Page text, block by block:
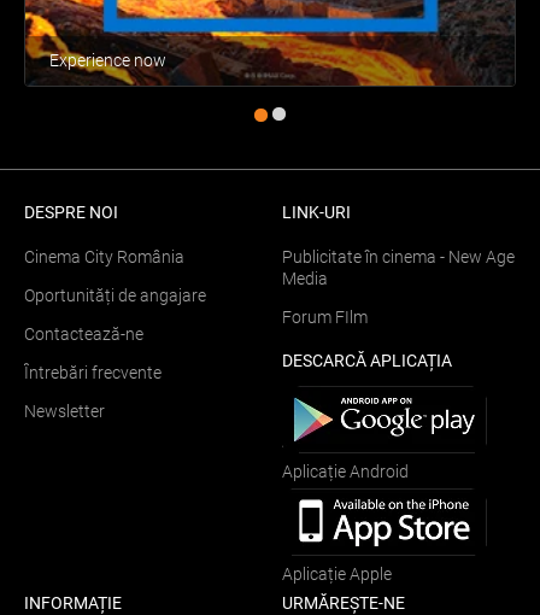
Experience now
DESPRE NOI
Cinema City România
Oportunități de angajare
Contactează-ne
Întrebări frecvente
Newsletter
LINK-URI
Publicitate în cinema - New Age
Media
Forum FIlm
DESCARCĂ APLICAȚIA
Aplicație Android
Aplicație Apple
INFORMAȚIE
URMĂREȘTE-NE